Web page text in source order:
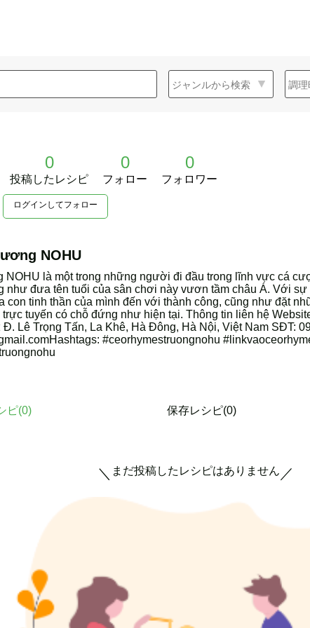
0
投稿したレシピ
0
フォロー
0
フォロワー
ログインしてフォロー
NOHU
NOHU là một trong những người đi đầu trong lĩnh vực cá
như đưa tên tuổi của sân chơi này vươn tầm châu Á. Với
con tinh thần của mình đến với thành công, cũng như đặt
tuyến có chỗ đứng như hiện tại. Thông tin liên hệ
Lê Trọng Tấn, La Khê, Hà Đông, Hà Nội, Việt Nam SĐT:
#ceorhymestruongnohu
ピ(0) 保存レシピ(0)
＼ まだ投稿したレシピはありません ／